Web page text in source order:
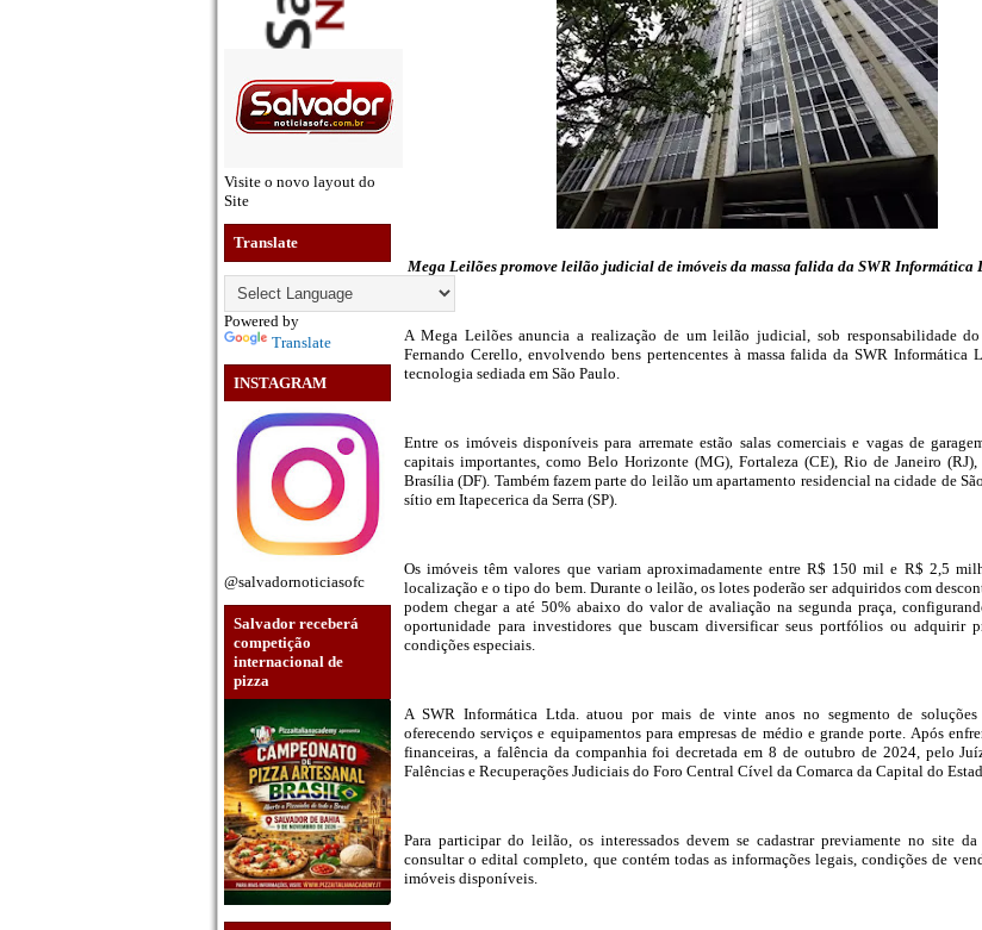
Visite o novo layout do
Site
Translate
Powered by
Translate
INSTAGRAM
@salvadornoticiasofc
Salvador receberá
competição
internacional de
pizza
Mega Leilões promove leilão judicial de imóveis da massa falida da SWR Informática
A Mega Leilões anuncia a realização de um leilão judicial, sob responsabilidade
Fernando Cerello, envolvendo bens pertencentes à massa falida da SWR Informática
tecnologia sediada em São Paulo.
Entre os imóveis disponíveis para arremate estão salas comerciais e vagas de
capitais importantes, como Belo Horizonte (MG), Fortaleza (CE), Rio de Janeiro
Brasília (DF). Também fazem parte do leilão um apartamento residencial na cidade de
sítio em Itapecerica da Serra (SP).
Os imóveis têm valores que variam aproximadamente entre R$ 150 mil e R$ 2,5
localização e o tipo do bem. Durante o leilão, os lotes poderão ser adquiridos com
podem chegar a até 50% abaixo do valor de avaliação na segunda praça,
oportunidade para investidores que buscam diversificar seus portfólios ou adquirir
condições especiais.
A SWR Informática Ltda. atuou por mais de vinte anos no segmento de soluções
oferecendo serviços e equipamentos para empresas de médio e grande porte. Após
financeiras, a falência da companhia foi decretada em 8 de outubro de 2024, pelo
Falências e Recuperações Judiciais do Foro Central Cível da Comarca da Capital do
Para participar do leilão, os interessados devem se cadastrar previamente no site
consultar o edital completo, que contém todas as informações legais, condições de
imóveis disponíveis.